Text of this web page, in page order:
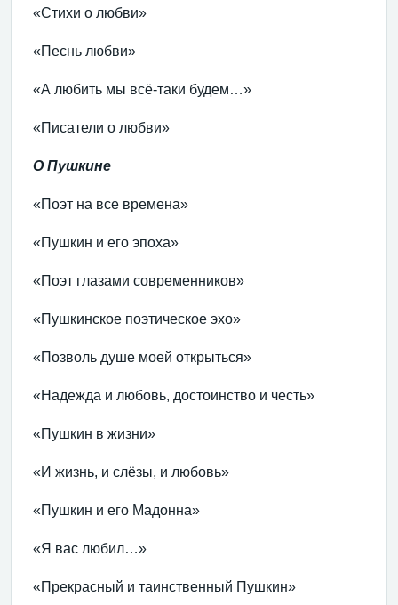
«Стихи о любви»
«Песнь любви»
«А любить мы всё-таки будем…»
«Писатели о любви»
О Пушкине
«Поэт на все времена»
«Пушкин и его эпоха»
«Поэт глазами современников»
«Пушкинское поэтическое эхо»
«Позволь душе моей открыться»
«Надежда и любовь, достоинство и честь»
«Пушкин в жизни»
«И жизнь, и слёзы, и любовь»
«Пушкин и его Мадонна»
«Я вас любил…»
«Прекрасный и таинственный Пушкин»